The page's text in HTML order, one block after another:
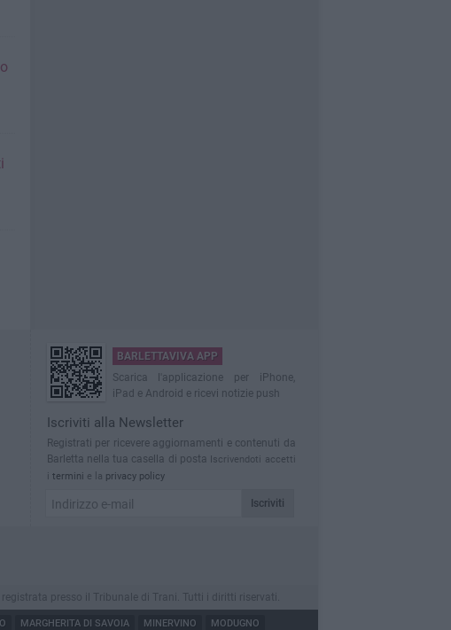
BARLETTAVIVA APP
Scarica l'applicazione per iPhone,
iPad e Android e ricevi notizie push
Iscriviti alla Newsletter
Registrati per ricevere aggiornamenti e contenuti da
Barletta nella tua casella di posta
Iscrivendoti accetti
i termini e la privacy policy
Iscriviti
presso il Tribunale di Trani. Tutti i diritti riservati.
MARGHERITA DI SAVOIA MINERVINO MODUGNO